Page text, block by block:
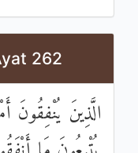
262
الَّذِينَ يُنْفِقُونَ